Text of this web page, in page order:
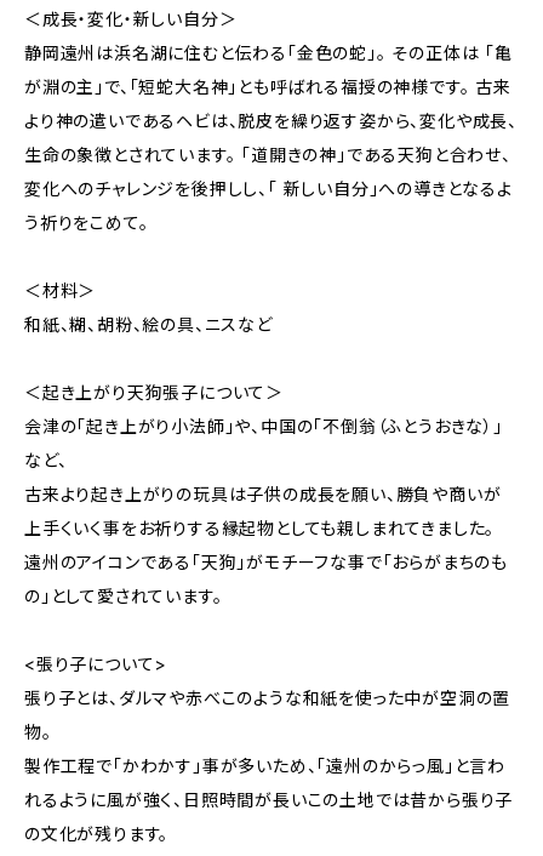
＜成長・変化・新しい自分＞
静岡遠州は浜名湖に住むと伝わる「金色の蛇」。 その正体は 「亀
が淵の主」で、「短蛇大名神」とも呼ばれる福授の神様です。 古来
より神の遣いであるヘビは、脱皮を繰り返す姿から、変化や成長、
生命の象徴とされています。 「道開きの神」である天狗と合わせ、
変化へのチャレンジを後押しし、「 新しい自分」への導きとなるよ
う祈りをこめて。
＜材料＞
和紙、糊、胡粉、絵の具、ニスなど
＜起き上がり天狗張子について＞
会津の「起き上がり小法師」や、中国の「不倒翁（ふとうおきな）」
など、
古来より起き上がりの玩具は子供の成長を願い、勝負や商いが
上手くいく事をお祈りする縁起物としても親しまれてきました。
遠州のアイコンである「天狗」がモチーフな事で「おらがまちのも
の」として愛されています。
<張り子について>
張り子とは、ダルマや赤べこのような和紙を使った中が空洞の置
物。
製作工程で「かわかす」事が多いため、「遠州のからっ風」と言わ
れるように風が強く、日照時間が長いこの土地では昔から張り子
の文化が残ります。